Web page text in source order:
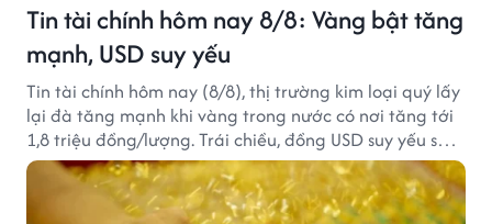
Tin tài chính hôm nay 8/8: Vàng bật tăng
mạnh, USD suy yếu
Tin tài chính hôm nay (8/8), thị trường kim loại quý lấy
lại đà tăng mạnh khi vàng trong nước có nơi tăng tới
1,8 triệu đồng/lượng. Trái chiều, đồng USD suy yếu sau
báo cáo việc làm Mỹ kém tích cực.